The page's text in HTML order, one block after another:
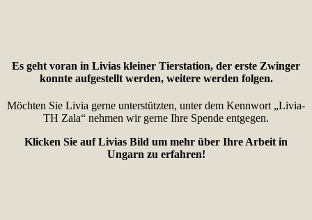
Es geht voran in Livias kleiner Tierstation, der erste Zwinger
konnte aufgestellt werden, weitere werden folgen.
Möchten Sie Livia gerne unterstützten, unter dem Kennwort „Livia-
TH Zala“ nehmen wir gerne Ihre Spende entgegen.
Klicken Sie auf Livias Bild um mehr über Ihre Arbeit in
Ungarn zu erfahren!